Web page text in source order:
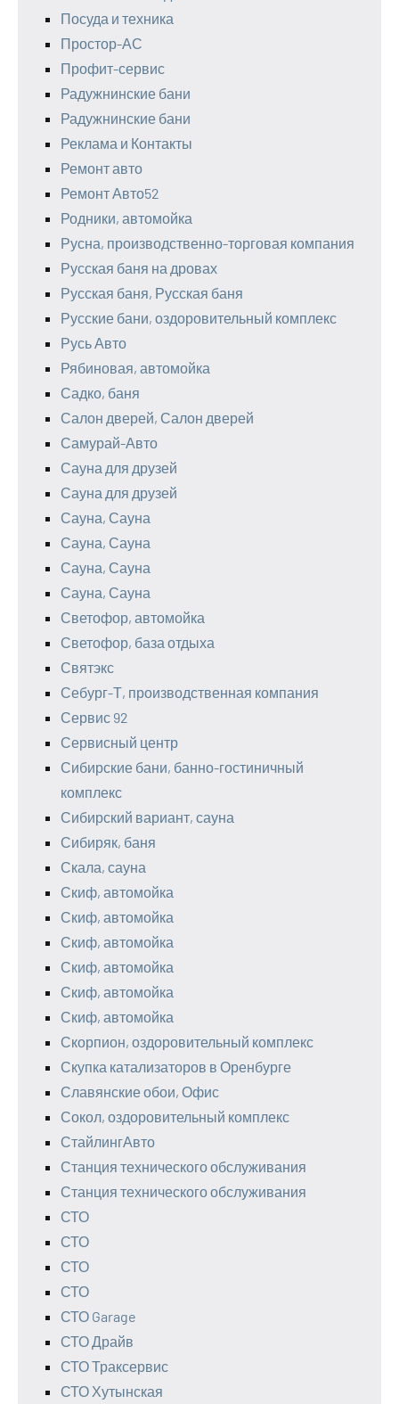
Посуда и техника
Простор-АС
Профит-сервис
Радужнинские бани
Радужнинские бани
Реклама и Контакты
Ремонт авто
Ремонт Авто52
Родники, автомойка
Русна, производственно-торговая компания
Русская баня на дровах
Русская баня, Русская баня
Русские бани, оздоровительный комплекс
Русь Авто
Рябиновая, автомойка
Садко, баня
Салон дверей, Салон дверей
Самурай-Авто
Сауна для друзей
Сауна для друзей
Сауна, Сауна
Сауна, Сауна
Сауна, Сауна
Сауна, Сауна
Светофор, автомойка
Светофор, база отдыха
Святэкс
Себург-Т, производственная компания
Сервис 92
Сервисный центр
Сибирские бани, банно-гостиничный
комплекс
Сибирский вариант, сауна
Сибиряк, баня
Скала, сауна
Скиф, автомойка
Скиф, автомойка
Скиф, автомойка
Скиф, автомойка
Скиф, автомойка
Скиф, автомойка
Скорпион, оздоровительный комплекс
Скупка катализаторов в Оренбурге
Славянские обои, Офис
Сокол, оздоровительный комплекс
СтайлингАвто
Станция технического обслуживания
Станция технического обслуживания
СТО
СТО
СТО
СТО
СТО Garage
СТО Драйв
СТО Траксервис
СТО Хутынская